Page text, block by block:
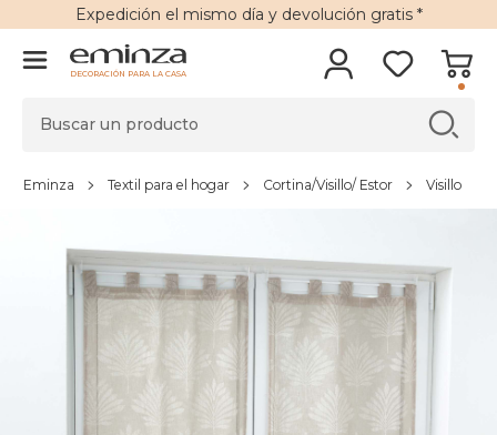
Expedición el mismo día y devolución gratis*
DECORACIÓN PARA LA CASA
Eminza Textil para el hogar Cortina/Visillo/ Estor Visillo